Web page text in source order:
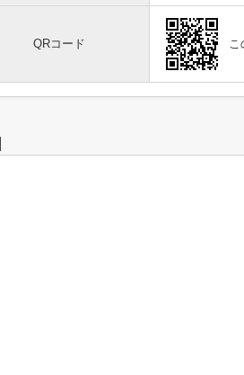
QRコード こ